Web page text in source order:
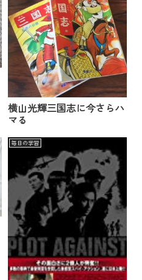
横山光輝三国志に今さらハ
マる
毎日の学習